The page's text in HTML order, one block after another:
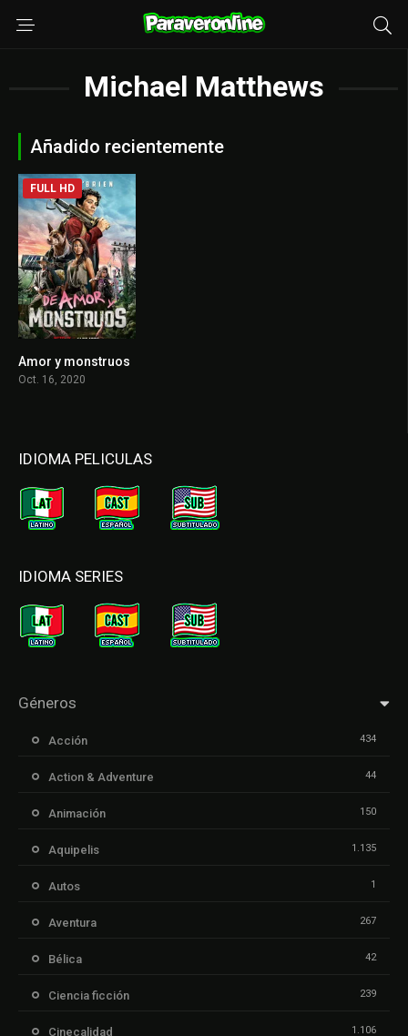
Michael Matthews
Añadido recientemente
6.9
FULL HD
Amor y monstruos
Oct. 16, 2020
IDIOMA PELICULAS
IDIOMA SERIES
Géneros
Acción 434
Action & Adventure 44
Animación 150
Aquipelis 1.135
Autos 1
Aventura 267
Bélica 42
Ciencia ficción 239
Cinecalidad 1.106